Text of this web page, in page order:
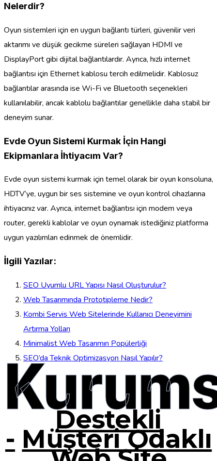
Nelerdir?
Oyun sistemleri için en uygun bağlantı türleri, güvenilir veri
aktarımı ve düşük gecikme süreleri sağlayan HDMI ve
DisplayPort gibi dijital bağlantılardır. Ayrıca, hızlı internet
bağlantısı için Ethernet kablosu tercih edilmelidir. Kablosuz
bağlantılar arasında ise Wi-Fi ve Bluetooth seçenekleri
kullanılabilir, ancak kablolu bağlantılar genellikle daha stabil bir
deneyim sunar.
Evde Oyun Sistemi Kurmak İçin Hangi
Ekipmanlara İhtiyacım Var?
Evde oyun sistemi kurmak için temel olarak bir oyun konsoluna,
HDTV’ye, uygun bir ses sistemine ve oyun kontrol cihazlarına
ihtiyacınız var. Ayrıca, internet bağlantısı için modem veya
router, gerekli kablolar ve oyun oynamak istediğiniz platforma
uygun yazılımları edinmek de önemlidir.
İlgili Yazılar:
SEO Uyumlu URL Yapısı Nasıl Oluşturulur?
Web Tasarımında Prototipleme Nedir?
Kombi Servis Web Sitelerinde Kullanıcı Deneyimini
Artırma Yolları
Minimalist Web Tasarımın Popülerliği
SEO’da Teknik Optimizasyon Nasıl Yapılır?
Destekli
- Müşteri Odaklı